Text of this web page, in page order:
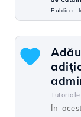
Publicat
În